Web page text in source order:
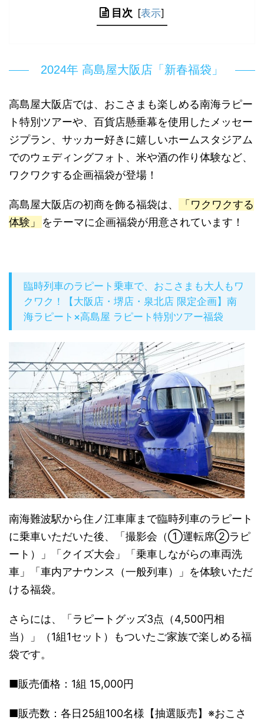
目次 [表示]
2024年 高島屋大阪店「新春福袋」
高島屋大阪店では、おこさまも楽しめる南海ラピー
ト特別ツアーや、百貨店懸垂幕を使用したメッセー
ジプラン、サッカー好きに嬉しいホームスタジアム
でのウェディングフォト、米や酒の作り体験など、
ワクワクする企画福袋が登場！
高島屋大阪店の初商を飾る福袋は、
「ワクワクする
体験」
をテーマに企画福袋が用意されています！
臨時列車のラピート乗車で、おこさまも大人もワ
クワク！【大阪店・堺店・泉北店 限定企画】南
海ラピート×高島屋 ラピート特別ツアー福袋
南海難波駅から住ノ江車庫まで臨時列車のラピート
に乗車いただいた後、「撮影会（①運転席②ラピ
ート）」「クイズ大会」「乗車しながらの車両洗
車」「車内アナウンス（一般列車）」を体験いただ
ける福袋。
さらには、「ラピートグッズ3点（4,500円相
当）」（1組1セット）もついたご家族で楽しめる福
袋です。
■販売価格：1組 15,000円
■販売数：各日25組100名様【抽選販売】※おこさ